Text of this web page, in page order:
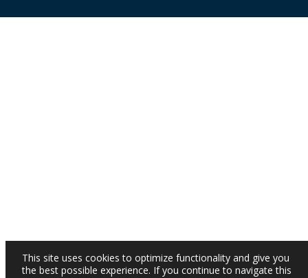
This site uses cookies to optimize functionality and give you
the best possible experience. If you continue to navigate this